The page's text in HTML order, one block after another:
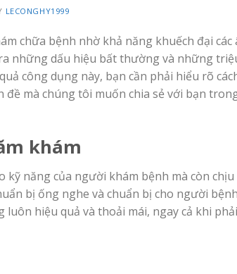
LECONGHY1999
chữa bệnh nhờ khả năng khuếch đại các
những dấu hiệu bất thường và những
công dụng này, bạn cần phải hiểu rõ
mà chúng tôi muốn chia sẻ với bạn
khám
năng của người khám bệnh mà còn chịu
bị ống nghe và chuẩn bị cho người
hiệu quả và thoải mái, ngay cả khi phải